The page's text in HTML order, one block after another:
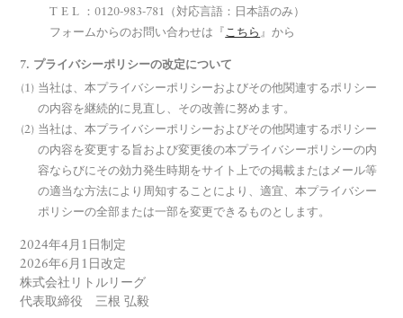
T E L ：0120-983-781（対応言語：日本語のみ）
フォームからのお問い合わせは『 こちら 』から
7. プライバシーポリシーの改定について
当社は、本プライバシーポリシーおよびその他関連するポリシー
の内容を継続的に見直し、その改善に努めます。
当社は、本プライバシーポリシーおよびその他関連するポリシー
の内容を変更する旨および変更後の本プライバシーポリシーの内
容ならびにその効力発生時期をサイト上での掲載またはメール等
の適当な方法により周知することにより、適宜、本プライバシー
ポリシーの全部または一部を変更できるものとします。
2024年4月1日制定
2026年6月1日改定
株式会社リトルリーグ
代表取締役 三根 弘毅